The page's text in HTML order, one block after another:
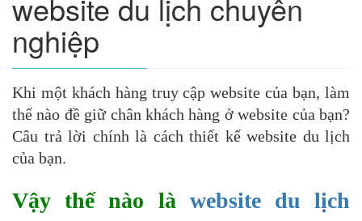
website du lịch chuyên
nghiệp
Khi một khách hàng truy cập website của bạn, làm
thế nào đề giữ chân khách hàng ở website của bạn?
Câu trả lời chính là cách thiết kế website du lịch
của bạn.
Vậy thế nào là website du lịch